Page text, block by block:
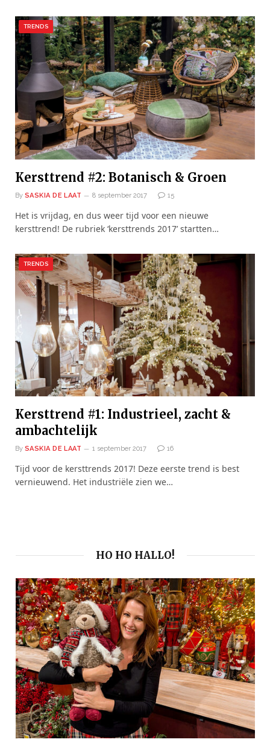
TRENDS
Kersttrend #2: Botanisch & Groen
By SASKIA DE LAAT 8 september 2017 15
Het is vrijdag, en dus weer tijd voor een nieuwe
kersttrend! De rubriek ‘kersttrends 2017’ startten…
TRENDS
Kersttrend #1: Industrieel, zacht &
ambachtelijk
By SASKIA DE LAAT 1 september 2017 16
Tijd voor de kersttrends 2017! Deze eerste trend is best
vernieuwend. Het industriële zien we…
HO HO HALLO!